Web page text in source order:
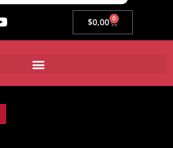
$0,00 0